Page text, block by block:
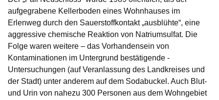
aufgegrabene Kellerboden eines Wohnhauses im
Erlenweg durch den Sauerstoffkontakt „ausblühte“, eine
aggressive chemische Reaktion von Natriumsulfat. Die
Folge waren weitere – das Vorhandensein von
Kontaminationen im Untergrund bestätigende -
Untersuchungen (auf Veranlassung des Landkreises und
der Stadt) unter anderem auf dem Sodabuckel. Auch Blut-
und Urin von nahezu 300 Personen aus dem Wohngebiet